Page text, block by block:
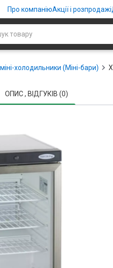
Про компаніюАкції і розпродажі
холодильники (Міні-бари)
ОПИС , ВІДГУКІВ (0)